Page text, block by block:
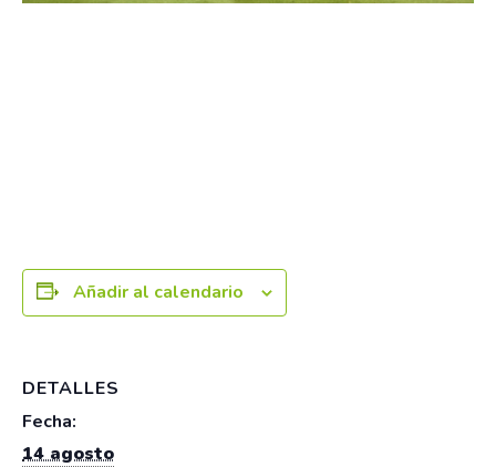
Añadir al calendario
DETALLES
Fecha:
14 agosto